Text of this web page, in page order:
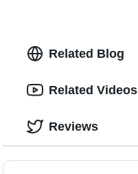
Related Blog
Related Videos
Reviews